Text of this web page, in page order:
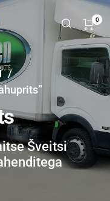
0
/
Šveitsi